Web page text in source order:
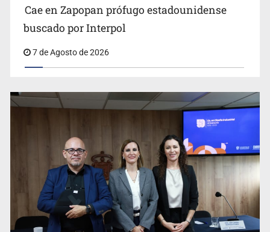
Ya hay solicitud de audiencia de imputación en caso Eli
Cae en Zapopan prófugo estadounidense
buscado por Interpol
7 de Agosto de 2026